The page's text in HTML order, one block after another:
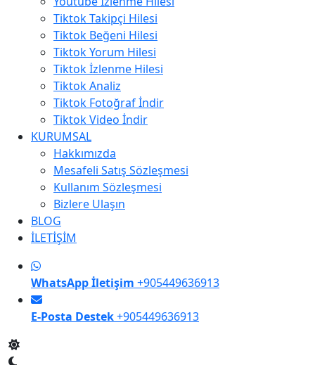
Tiktok Takipçi Hilesi
Tiktok Beğeni Hilesi
Tiktok Yorum Hilesi
Tiktok İzlenme Hilesi
Tiktok Analiz
Tiktok Fotoğraf İndir
Tiktok Video İndir
KURUMSAL
Hakkımızda
Mesafeli Satış Sözleşmesi
Kullanım Sözleşmesi
Bizlere Ulaşın
BLOG
İLETİŞİM
WhatsApp İletişim +905449636913
E-Posta Destek+905449636913